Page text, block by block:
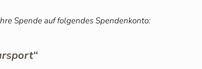
Spende auf folgendes Spendenkonto: